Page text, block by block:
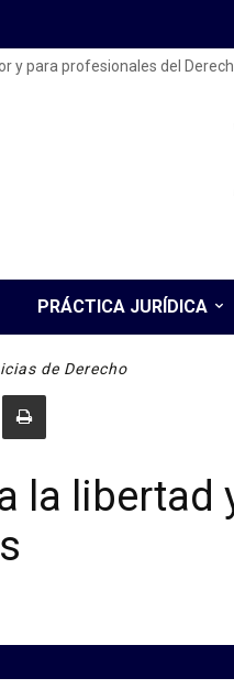
y para profesionales del
PRÁCTICA JURÍDICA
de Derecho
la libertad